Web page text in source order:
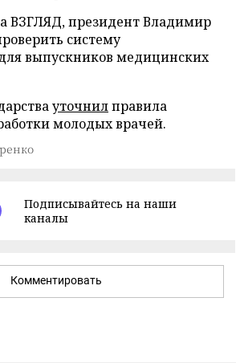
ВЗГЛЯД, президент Владимир
систему
выпускников медицинских
уточнилправила
молодых врачей.
Подписывайтесь на наши
каналы
Комментировать